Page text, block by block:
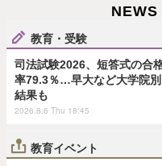
NEWS
教育・受験
司法試験2026、短答式の合
率79.3％…早大など大学院別
結果も
2026.8.6 Thu 18:45
教育イベント